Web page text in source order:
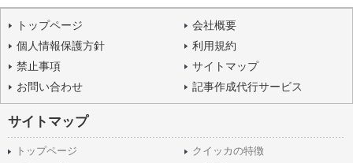
トップページ
会社概要
個人情報保護方針
利用規約
禁止事項
サイトマップ
お問い合わせ
記事作成代行サービス
サイトマップ
トップページ
クイッカの特徴